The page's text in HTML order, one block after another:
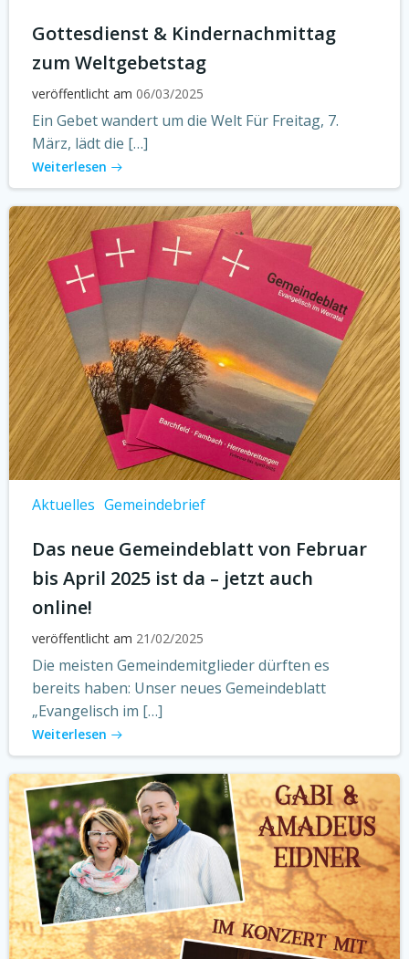
Gottesdienst & Kindernachmittag
zum Weltgebetstag
veröffentlicht am 06/03/2025
Ein Gebet wandert um die Welt Für Freitag, 7.
März, lädt die […]
Weiterlesen
Aktuelles Gemeindebrief
Das neue Gemeindeblatt von Februar
bis April 2025 ist da – jetzt auch
online!
veröffentlicht am 21/02/2025
Die meisten Gemeindemitglieder dürften es
bereits haben: Unser neues Gemeindeblatt
„Evangelisch im […]
Weiterlesen